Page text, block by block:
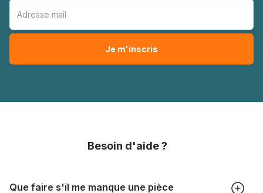
Besoin d'aide ?
Que faire s'il me manque une pièce